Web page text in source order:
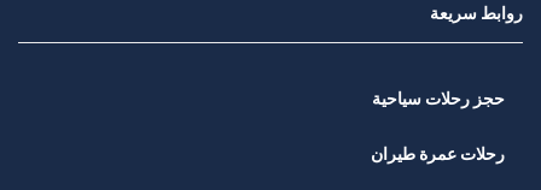
روابط سريعة
حجز رحلات سياحية
رحلات عمرة طيران